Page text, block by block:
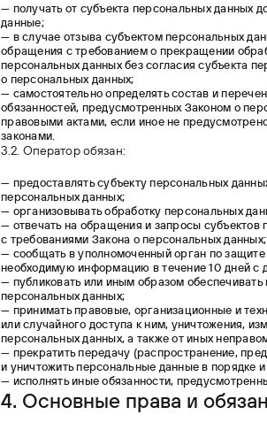
— получать от субъекта персональных
данные;
— в случае отзыва субъектом персональных
обращения с требованием о прекращении
персональных данных без согласия субъекта
о персональных данных;
— самостоятельно определять состав и
обязанностей, предусмотренных Законом о
правовыми актами, если иное не
законами.
3.2. Оператор обязан:
— предоставлять субъекту персональных
персональных данных;
— организовывать обработку персональных
— отвечать на обращения и запросы субъектов
с требованиями Закона о персональных данных;
— сообщать в уполномоченный орган по
необходимую информацию в течение 10 дней с
— публиковать или иным образом
персональных данных;
— принимать правовые, организационные и
или случайного доступа к ним, уничтожения,
персональных данных, а также от иных
— прекратить передачу (распространение,
и уничтожить персональные данные в порядке
— исполнять иные обязанности,
4. Основные права и